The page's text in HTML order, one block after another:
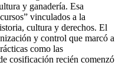
y ganadería. Esa
vinculados a la
cultura y derechos. El
y control que marcó a
como las
cosificación recién comenzó